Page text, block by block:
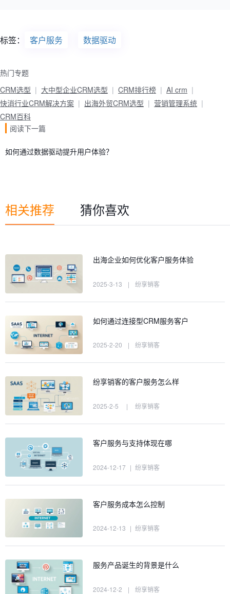
标签： 客户服务 数据驱动
热门专题
CRM选型
大中型企业CRM选型 CRM排行榜
AI crm
快消行业CRM解决方案
出海外贸CRM选型
营销管理系统
CRM百科
阅读下一篇
如何通过数据驱动提升用户体验？
相关推荐 猜你喜欢
出海企业如何优化客户服务体验
2025-3-13 | 纷享销客
如何通过连接型CRM服务客户
2025-2-20 | 纷享销客
纷享销客的客户服务怎么样
2025-2-5 | 纷享销客
客户服务与支持体现在哪
2024-12-17 | 纷享销客
客户服务成本怎么控制
2024-12-13 | 纷享销客
服务产品诞生的背景是什么
2024-12-2 | 纷享销客